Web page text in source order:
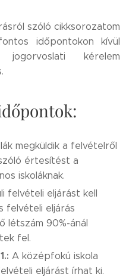
szóló cikksorozatom
időpontokon kívül
kérelem
megküldik a felvételről
értesítést a
iskoláknak.
felvételi eljárást kell
felvételi eljárás
létszám 90%-ánál
fel.
A középfokú iskola
eljárást írhat ki.